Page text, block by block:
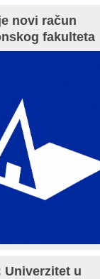
novi račun
fakulteta
Univerzitet u